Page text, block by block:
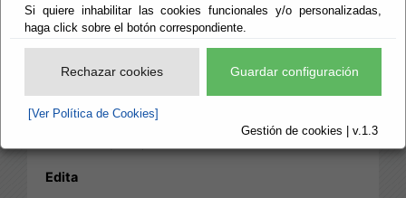
Si quiere inhabilitar las cookies funcionales y/o personalizadas,
haga click sobre el botón correspondiente.
Rechazar cookies Guardar configuración
[Ver Política de Cookies]
Gestión de cookies | v.1.3
ANDALUCÍA
Calendario 2025 Red de Información Europea de
Edita